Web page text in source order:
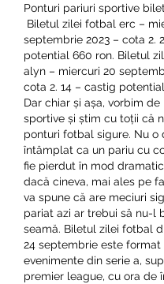
Ponturi pariuri sportive
septembrie 2023 – cota 2.
potential 660 ron. Biletul
alyn – miercuri 20
cota 2. 14 – castig
Dar chiar și așa, vorbim de
sportive și știm cu toții că
ponturi fotbal sigure. Nu o
întâmplat ca un pariu cu
fie pierdut în mod
dacă cineva, mai ales pe
va spune că are meciuri
pariat azi ar trebui să nu-l
seamă. Biletul zilei fotbal
24 septembrie este format
evenimente din serie a,
premier league, cu ora de